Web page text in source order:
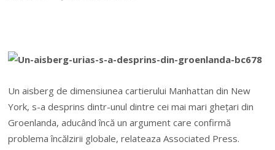
Un aisberg de dimensiunea cartierului Manhattan din New
York, s-a desprins dintr-unul dintre cei mai mari gheţari din
Groenlanda, aducând încă un argument care confirmă
problema încălzirii globale, relateaza Associated Press.